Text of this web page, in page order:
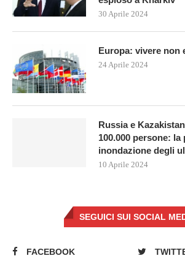
30 Aprile 2024
Europa: vivere non
24 Aprile 2024
Russia e
100.000 persone: la
inondazione degli
10 Aprile 2024
SEGUICI SUI SOCIAL
FACEBOOK